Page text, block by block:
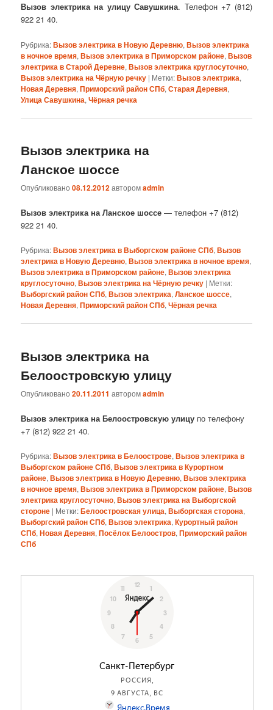
Вызов электрика на улицу Савушкина. Телефон +7 (812)
922 21 40.
Рубрика:Вызов электрика в Новую Деревню,Вызов электрика
в ночное время,Вызов электрика в Приморском районе,Вызов
электрика в Старой Деревне,Вызов электрика круглосуточно,
Вызов электрика на Чёрную речку | Метки:Вызов электрика,
Новая Деревня,Приморский район СПб,Старая Деревня,
Улица Савушкина,Чёрная речка
Вызов электрика на
Ланское шоссе
Опубликовано08.12.2012авторомadmin
Вызов электрика на Ланское шоссе — телефон +7 (812)
922 21 40.
Рубрика:Вызов электрика в Выборгском районе СПб,Вызов
электрика в Новую Деревню,Вызов электрика в ночное время,
Вызов электрика в Приморском районе,Вызов электрика
круглосуточно,Вызов электрика на Чёрную речку | Метки:
Выборгский район СПб,Вызов электрика,Ланское шоссе,
Новая Деревня,Приморский район СПб,Чёрная речка
Вызов электрика на
Белоостровскую улицу
Опубликовано20.11.2011 авторомadmin
Вызов электрика на Белоостровскую улицу по телефону
+7 (812) 922 21 40.
Рубрика:Вызов электрика в Белоострове,Вызов электрика в
Выборгском районе СПб,Вызов электрика в Курортном
районе,Вызов электрика в Новую Деревню,Вызов электрика
в ночное время,Вызов электрика в Приморском районе,Вызов
электрика круглосуточно,Вызов электрика на Выборгской
стороне | Метки:Белоостровская улица,Выборгская сторона,
Выборгский район СПб,Вызов электрика,Курортный район
СПб,Новая Деревня,Посёлок Белоостров,Приморский район
СПб